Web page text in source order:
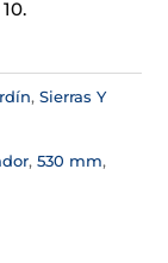
,Sierras Y
,530 mm,